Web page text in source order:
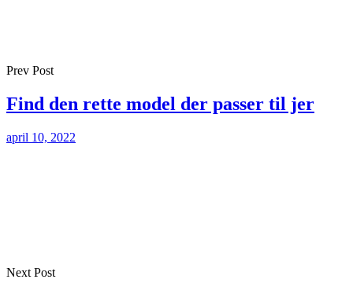
Prev Post
Find den rette model der passer til jer
april 10, 2022
Next Post